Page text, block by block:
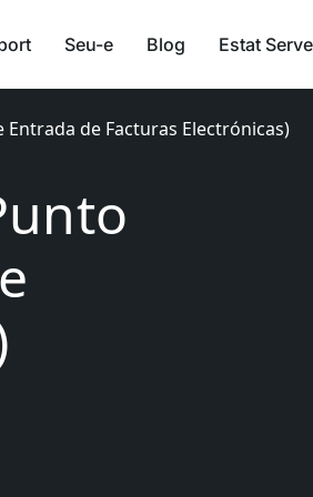
Seu-e Blog Estat
Entrada de Facturas Electrónicas)